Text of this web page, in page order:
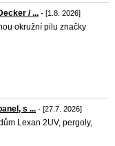
/ ... - [1.8. 2026]
okružní pilu značky
s ... - [27.7. 2026]
Lexan 2UV, pergoly,